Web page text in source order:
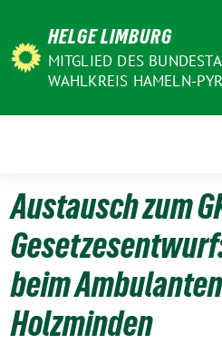
Inhalt
HELGE LIMBURG
MITGLIED DES
WAHLKREIS HAMELN-
Austausch zum
beim
Holzminden